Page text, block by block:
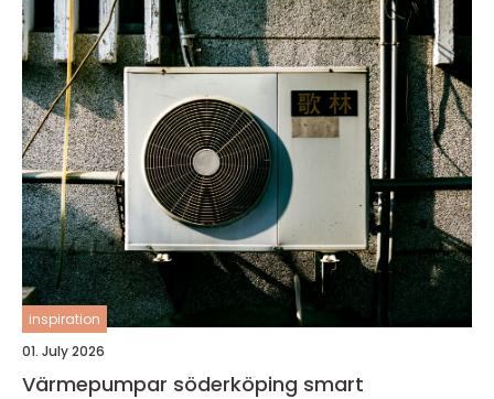
inspiration
01. July 2026
Värmepumpar söderköping smart